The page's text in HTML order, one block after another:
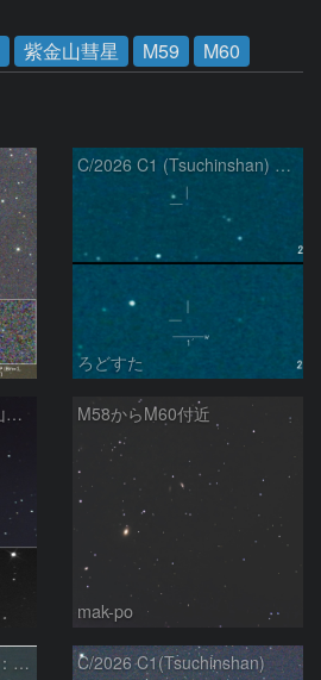
紫金山彗星 M59 M60
C/2026 C1 (Tsuchinshan) の変化
ろどすた
06/11 C/2026 C1 紫金山彗星 M58からM60付近
mak-po
紫金山彗星 ( C/2026C1 )：2026/05/16 C/2026 C1(Tsuchinshan)